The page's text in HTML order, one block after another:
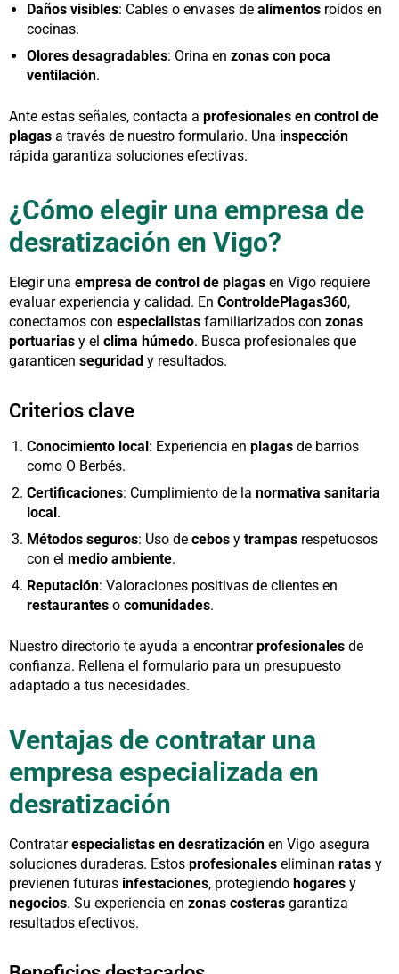
Daños visibles: Cables o envases de alimentos roídos en
cocinas.
Olores desagradables: Orina en zonas con poca
ventilación.
Ante estas señales, contacta a profesionales en control de
plagas a través de nuestro formulario. Una inspección
rápida garantiza soluciones efectivas.
¿Cómo elegir una empresa de
desratización en Vigo?
Elegir una empresa de control de plagas en Vigo requiere
evaluar experiencia y calidad. En ControldePlagas360,
conectamos con especialistas familiarizados con zonas
portuarias y el clima húmedo. Busca profesionales que
garanticen seguridad y resultados.
Criterios clave
Conocimiento local: Experiencia en plagas de barrios
como O Berbés.
Certificaciones: Cumplimiento de la normativa sanitaria
local.
Métodos seguros: Uso de cebos y trampas respetuosos
con el medio ambiente.
Reputación: Valoraciones positivas de clientes en
restaurantes o comunidades.
Nuestro directorio te ayuda a encontrarprofesionales de
confianza. Rellena el formulario para un presupuesto
adaptado a tus necesidades.
Ventajas de contratar una
empresa especializada en
desratización
Contratarespecialistas en desratización en Vigo asegura
soluciones duraderas. Estos profesionales eliminan ratas y
previenen futuras infestaciones, protegiendo hogares y
negocios. Su experiencia en zonas costeras garantiza
resultados efectivos.